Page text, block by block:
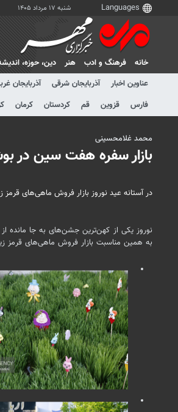
شنبه ۱۷ مرداد ۱۴۰۵
خانه فرهنگ و ادب هنر دين، حوزه،
عناوین اخبار
آذربایجان شرقی آذربایجان
فارس
قزوین قم کردستان کرمان
محمد غلامحسینی
بازار سفره هفت سین در
در آستانه عید نوروز بازار فروش ماهی‌های
نوروز یکی از کهن‌ترین جشن‌های به جا مانده
به همین مناسبت بازار فروش ماهی‌های قرمز